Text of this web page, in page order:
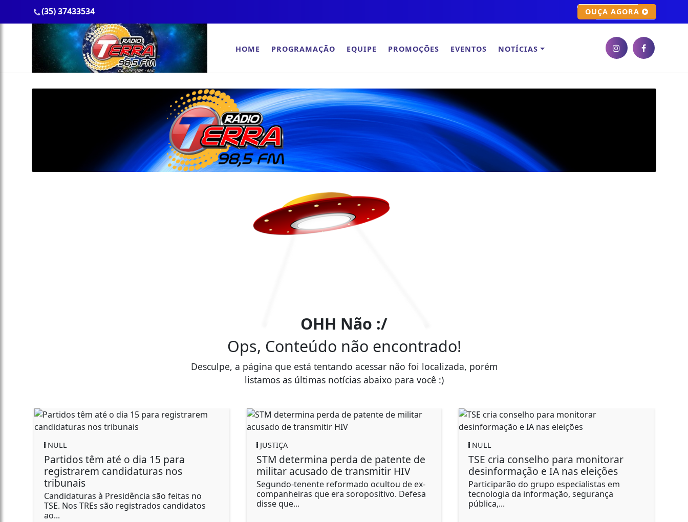
(35) 37433534 OUÇA AGORA
HOME PROGRAMAÇÃO EQUIPE PROMOÇÕES EVENTOS NOTÍCIAS
OHH Não :/
Ops, Conteúdo não encontrado!
Desculpe, a página que está tentando acessar não foi localizada, porém
listamos as últimas notícias abaixo para você :)
NULL
Partidos têm até o dia 15 para
registrarem candidaturas nos
tribunais
Candidaturas à Presidência são feitas no
TSE. Nos TREs são registrados candidatos
ao...
JUSTIÇA
STM determina perda de patente de
militar acusado de transmitir HIV
Segundo-tenente reformado ocultou de ex-
companheiras que era soropositivo. Defesa
disse que...
NULL
TSE cria conselho para monitorar
desinformação e IA nas eleições
Participarão do grupo especialistas em
tecnologia da informação, segurança
pública,...